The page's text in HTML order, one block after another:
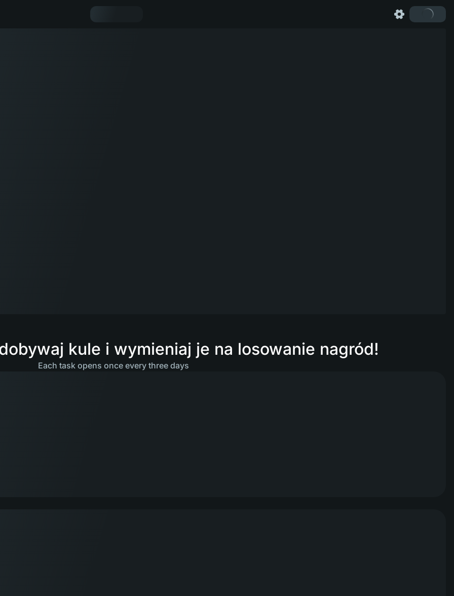
kule i wymieniaj je na losowanie nagród!
Each task opens once every three days